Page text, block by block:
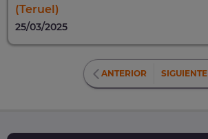
(Teruel)
25/03/2025
ANTERIOR SIGUIENTE